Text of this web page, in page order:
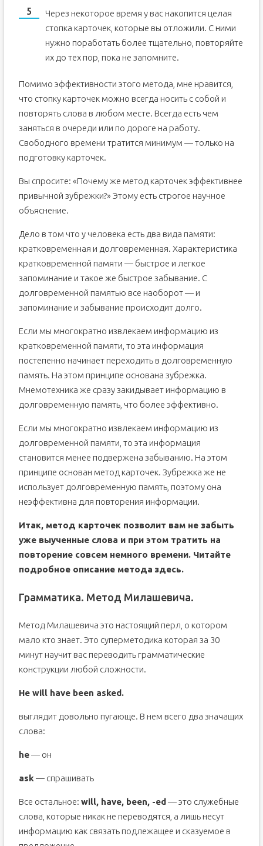
Через некоторое время у вас накопится целая
стопка карточек, которые вы отложили. С ними
нужно поработать более тщательно, повторяйте
их до тех пор, пока не запомните.
Помимо эффективности этого метода, мне нравится,
что стопку карточек можно всегда носить с собой и
повторять слова в любом месте. Всегда есть чем
заняться в очереди или по дороге на работу.
Свободного времени тратится минимум — только на
подготовку карточек.
Вы спросите: «Почему же метод карточек эффективнее
привычной зубрежки?» Этому есть строгое научное
объяснение.
Дело в том что у человека есть два вида памяти:
кратковременная и долговременная. Характеристика
кратковременной памяти — быстрое и легкое
запоминание и такое же быстрое забывание. С
долговременной памятью все наоборот — и
запоминание и забывание происходит долго.
Если мы многократно извлекаем информацию из
кратковременной памяти, то эта информация
постепенно начинает переходить в долговременную
память. На этом принципе основана зубрежка.
Мнемотехника же сразу закидывает информацию в
долговременную память, что более эффективно.
Если мы многократно извлекаем информацию из
долговременной памяти, то эта информация
становится менее подвержена забыванию. На этом
принципе основан метод карточек. Зубрежка же не
использует долговременную память, поэтому она
неэффективна для повторения информации.
Итак, метод карточек позволит вам не забыть
уже выученные слова и при этом тратить на
повторение совсем немного времени. Читайте
подробное описание метода здесь.
Грамматика. Метод Милашевича.
Метод Милашевича это настоящий перл, о котором
мало кто знает. Это суперметодика которая за 30
минут научит вас переводить грамматические
конструкции любой сложности.
He will have been asked.
выглядит довольно пугающе. В нем всего два значащих
слова:
he— он
ask — спрашивать
Все остальное: will, have, been, -ed— это служебные
слова, которые никак не переводятся, а лишь несут
информацию как связать подлежащее и сказуемое в